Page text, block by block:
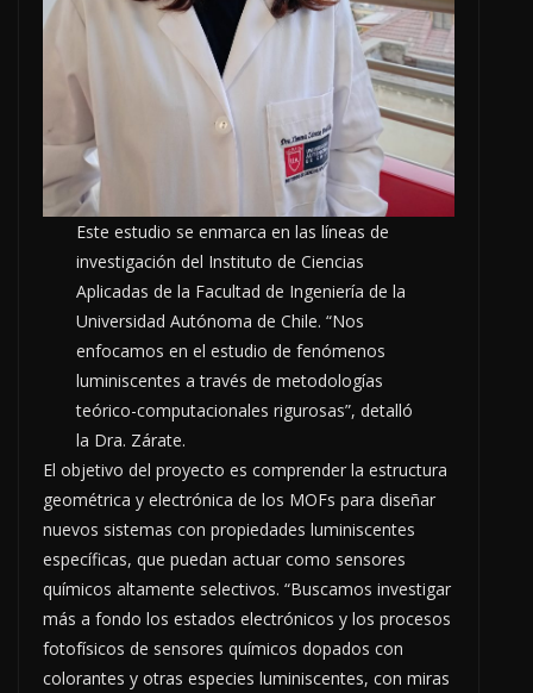
Este estudio se enmarca en las líneas de
investigación del Instituto de Ciencias
Aplicadas de la Facultad de Ingeniería de la
Universidad Autónoma de Chile. “Nos
enfocamos en el estudio de fenómenos
luminiscentes a través de metodologías
teórico-computacionales rigurosas”, detalló
la Dra. Zárate.
El objetivo del proyecto es comprender la estructura
geométrica y electrónica de los MOFs para diseñar
nuevos sistemas con propiedades luminiscentes
específicas, que puedan actuar como sensores
químicos altamente selectivos. “Buscamos investigar
más a fondo los estados electrónicos y los procesos
fotofísicos de sensores químicos dopados con
colorantes y otras especies luminiscentes, con miras